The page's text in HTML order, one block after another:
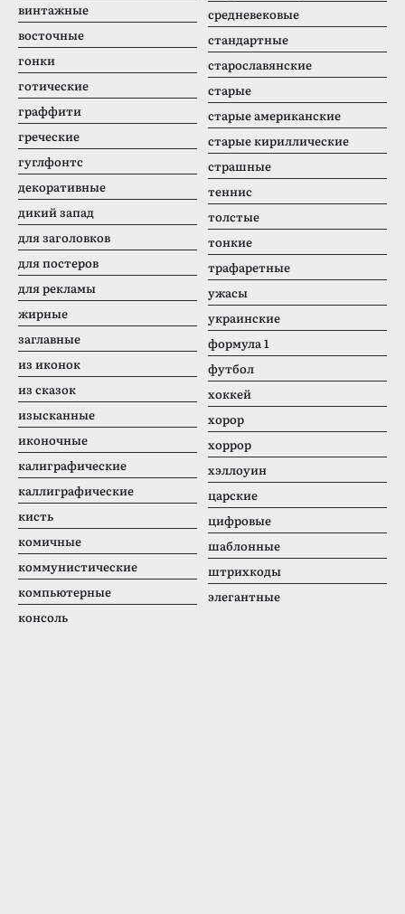
винтажные
восточные
гонки
готические
граффити
греческие
гуглфонтс
декоративные
дикий запад
для заголовков
для постеров
для рекламы
жирные
заглавные
из иконок
из сказок
изысканные
иконочные
калиграфические
каллиграфические
кисть
комичные
коммунистические
компьютерные
консоль
средневековые
стандартные
старославянские
старые
старые американские
старые кириллические
страшные
теннис
толстые
тонкие
трафаретные
ужасы
украинские
формула 1
футбол
хоккей
хорор
хоррор
хэллоуин
царские
цифровые
шаблонные
штрихкоды
элегантные